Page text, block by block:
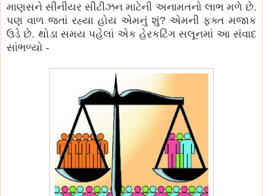
માણસને સીનીયર સીટીઝન માટેની અનામતનો લાભ મળે છે.
પણ વાળ જતાં રહ્યા હોય એમનું શું? એમની ફક્ત મજાક
ઉડે છે. થોડા સમય પહેલાં એક હેરકટિંગ સલૂનમાં આ સંવાદ
સાંભળ્યો -